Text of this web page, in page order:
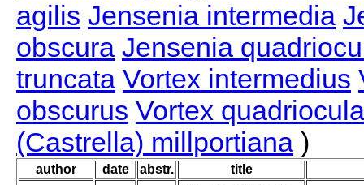
agilis Jensenia intermedia
obscura Jensenia
truncata Vortex intermedius
obscurus Vortex
(Castrella) millportiana )
author date abstr. title